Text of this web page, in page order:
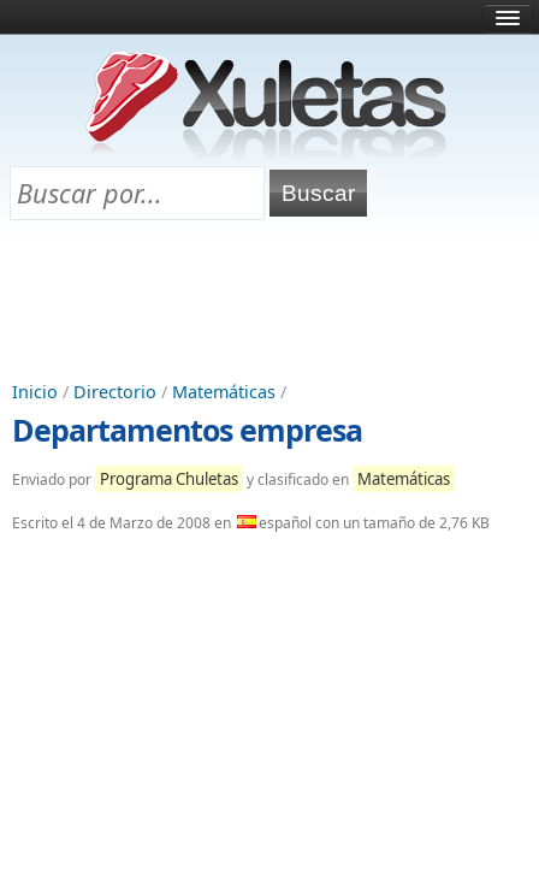
¿Qué es esto?
Directorio
Chuletas para exámenes
Inicio / Directorio / Matemáticas /
Departamentos empresa
Enviado por Programa Chuletas y clasificado en Matemáticas
Escrito el 4 de Marzo de 2008en español con un tamaño de 2,76 KB